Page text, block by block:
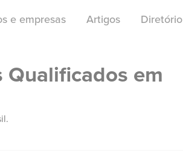
e empresas Artigos Diretório
Qualificados em